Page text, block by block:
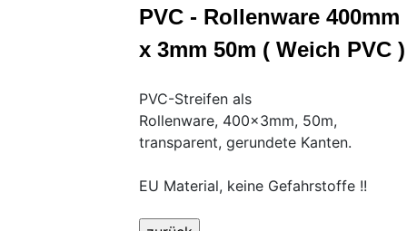
PVC - Rollenware 400mm
x 3mm 50m ( Weich PVC )
PVC-Streifen als
Rollenware, 400x3mm, 50m,
transparent, gerundete Kanten.
EU Material, keine Gefahrstoffe !!